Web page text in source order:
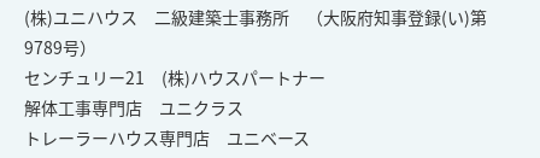
(株)ユニハウス 二級建築士事務所 （大阪府知事登録(い)第
9789号）
センチュリー21 (株)ハウスパートナー
解体工事専門店 ユニクラス
トレーラーハウス専門店 ユニベース